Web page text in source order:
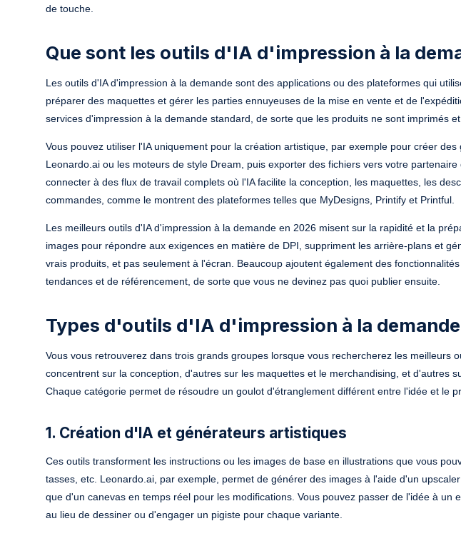
de touche.
Que sont les outils d'IA d'impression à la
Les outils d'IA d'impression à la demande sont des applications ou des plateformes qui
préparer des maquettes et gérer les parties ennuyeuses de la mise en vente et de
services d'impression à la demande standard, de sorte que les produits ne sont imprimés
Vous pouvez utiliser l'IA uniquement pour la création artistique, par exemple pour créer
Leonardo.ai ou les moteurs de style Dream, puis exporter des fichiers vers votre
connecter à des flux de travail complets où l'IA facilite la conception, les maquettes, les
commandes, comme le montrent des plateformes telles que MyDesigns, Printify et Printful.
Les meilleurs outils d'IA d'impression à la demande en 2026 misent sur la rapidité et la
images pour répondre aux exigences en matière de DPI, suppriment les arrière-plans et
vrais produits, et pas seulement à l'écran. Beaucoup ajoutent également des
tendances et de référencement, de sorte que vous ne devinez pas quoi publier ensuite.
Types d'outils d'IA d'impression à la demande
Vous vous retrouverez dans trois grands groupes lorsque vous rechercherez les meilleurs
concentrent sur la conception, d'autres sur les maquettes et le merchandising, et d'autres
Chaque catégorie permet de résoudre un goulot d'étranglement différent entre l'idée et le
1. Création d'IA et générateurs artistiques
Ces outils transforment les instructions ou les images de base en illustrations que vous
tasses, etc. Leonardo.ai, par exemple, permet de générer des images à l'aide d'un
que d'un canevas en temps réel pour les modifications. Vous pouvez passer de l'idée à un
au lieu de dessiner ou d'engager un pigiste pour chaque variante.